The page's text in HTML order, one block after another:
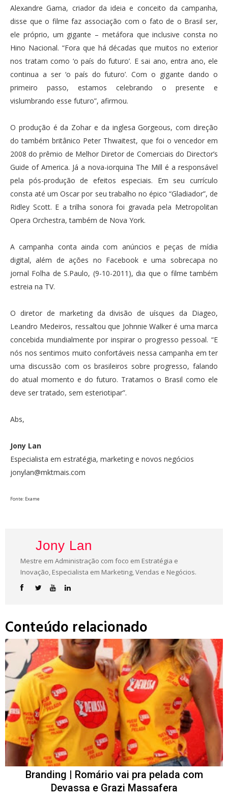
Alexandre Gama, criador da ideia e conceito da campanha,
disse que o filme faz associação com o fato de o Brasil ser,
ele próprio, um gigante – metáfora que inclusive consta no
Hino Nacional. “Fora que há décadas que muitos no exterior
nos tratam como ‘o país do futuro’. E sai ano, entra ano, ele
continua a ser ‘o país do futuro’. Com o gigante dando o
primeiro passo, estamos celebrando o presente e
vislumbrando esse futuro”, afirmou.
O produção é da Zohar e da inglesa Gorgeous, com direção
do também britânico Peter Thwaitest, que foi o vencedor em
2008 do prêmio de Melhor Diretor de Comerciais do Director’s
Guide of America. Já a nova-iorquina The Mill é a responsável
pela pós-produção de efeitos especiais. Em seu currículo
consta até um Oscar por seu trabalho no épico “Gladiador”, de
Ridley Scott. E a trilha sonora foi gravada pela Metropolitan
Opera Orchestra, também de Nova York.
A campanha conta ainda com anúncios e peças de mídia
digital, além de ações no Facebook e uma sobrecapa no
jornal Folha de S.Paulo, (9-10-2011), dia que o filme também
estreia na TV.
O diretor de marketing da divisão de uísques da Diageo,
Leandro Medeiros, ressaltou que Johnnie Walker é uma marca
concebida mundialmente por inspirar o progresso pessoal. “E
nós nos sentimos muito confortáveis nessa campanha em ter
uma discussão com os brasileiros sobre progresso, falando
do atual momento e do futuro. Tratamos o Brasil como ele
deve ser tratado, sem esteriotipar”.
Abs,
Jony Lan
Especialista em estratégia, marketing e novos negócios
jonylan@mktmais.com
Fonte: Exame
Jony Lan
Mestre em Administração com foco em Estratégia e
Inovação, Especialista em Marketing, Vendas e Negócios.
Conteúdo relacionado
Branding | Romário vai pra pelada com
Devassa e Grazi Massafera